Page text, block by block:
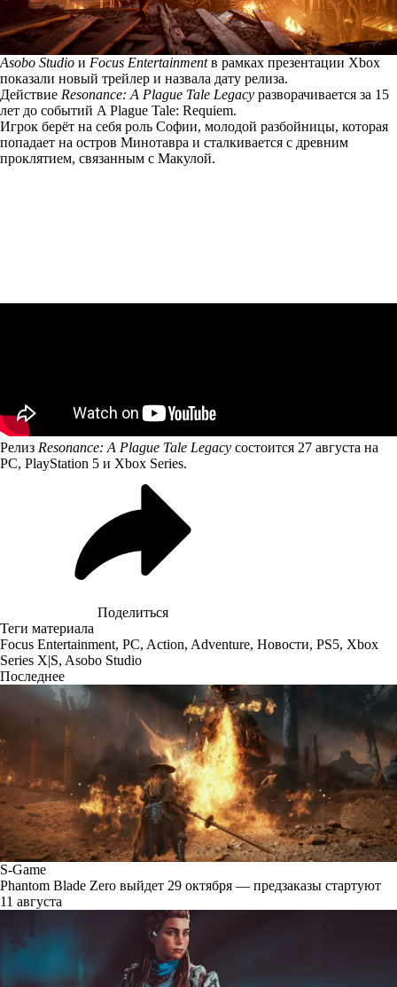
Asobo Studio и Focus Entertainmentв рамках презентации Xbox
показали новый трейлер и назвала дату релиза.
Действие Resonance: A Plague Tale Legacy разворачивается за 15
лет до событий A Plague Tale: Requiem.
Игрок берёт на себя роль Софии, молодой разбойницы, которая
попадает на остров Минотавра и сталкивается с древним
проклятием, связанным с Макулой.
Релиз Resonance: A Plague Tale Legacy состоится 27 августа на
PC, PlayStation 5 и Xbox Series.
Поделиться
Теги материала
Focus Entertainment, PC, Action, Adventure, Новости, PS5, Xbox
Series X|S, Asobo Studio
Последнее
S-Game
Phantom Blade Zero выйдет 29 октября — предзаказы стартуют
11 августа